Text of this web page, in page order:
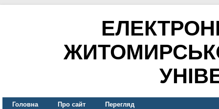
Головна Про сайт Перегляд